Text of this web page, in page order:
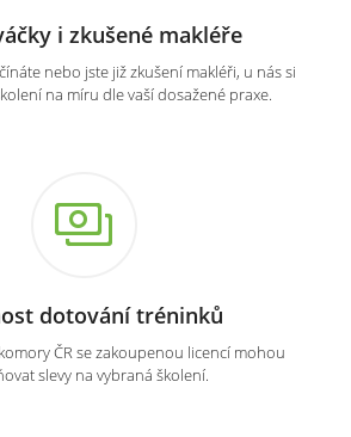
i zkušené makléře
nebo jste již zkušení makléři, u nás si
na míru dle vaší dosažené praxe.
dotování tréninků
ČR se zakoupenou licencí mohou
slevy na vybraná školení.